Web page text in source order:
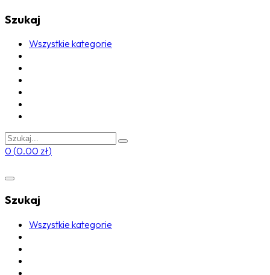
Szukaj
Wszystkie kategorie
0 (0.00 zł)
Szukaj
Wszystkie kategorie